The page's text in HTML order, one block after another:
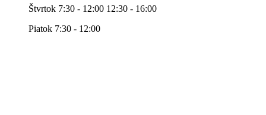
Štvrtok 7:30 - 12:00 12:30 - 16:00
Piatok 7:30 - 12:00